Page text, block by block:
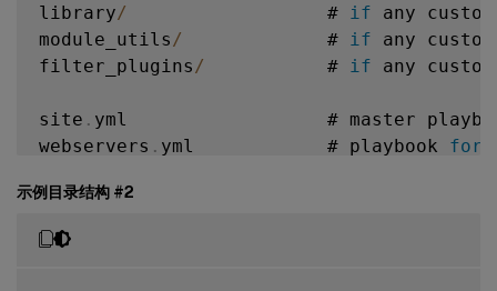
library/
                  #
if any
module_utils /
             #
if any
filter_plugins /
           #
if any
site . yml                  # master
webservers . yml            # playbook for
roles
    common
示例目录结构 #2